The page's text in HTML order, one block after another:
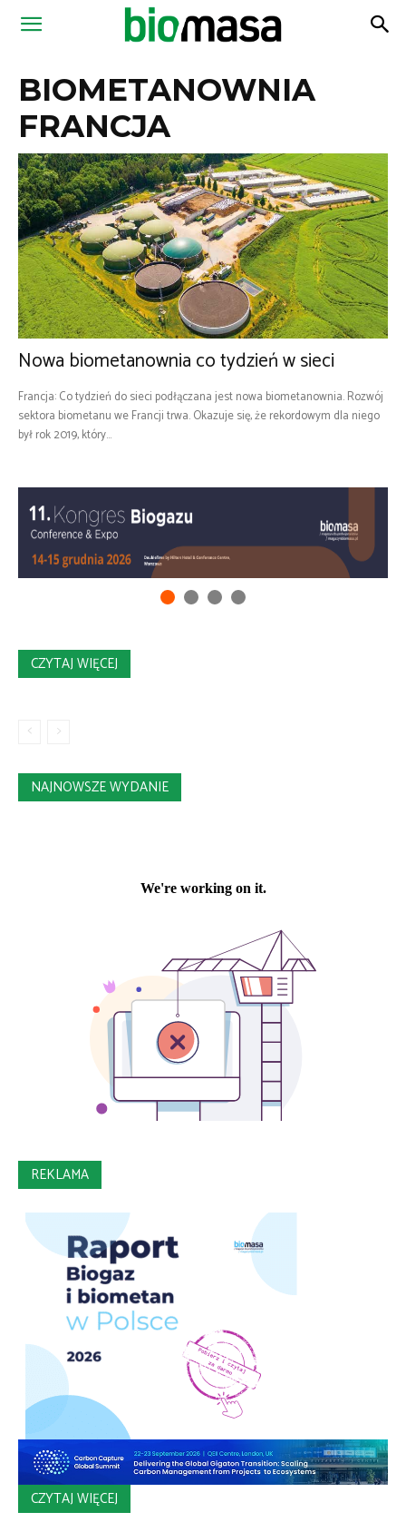
Magazyn
BIOMETANOWNIA
FRANCJA
Nowa biometanownia co tydzień w sieci
Francja: Co tydzień do sieci podłączana jest nowa biometanownia. Rozwój
sektora biometanu we Francji trwa. Okazuje się, że rekordowym dla niego
był rok 2019, który...
CZYTAJ WIĘCEJ
NAJNOWSZE WYDANIE
REKLAMA
CZYTAJ WIĘCEJ